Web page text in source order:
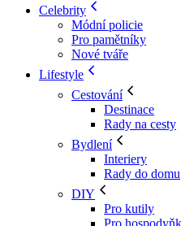
Celebrity
Módní policie
Pro pamětníky
Nové tváře
Lifestyle
Cestování
Destinace
Rady na cesty
Bydlení
Interiery
Rady do domu
DIY
Pro kutily
Pro